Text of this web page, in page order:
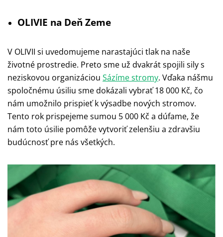
OLIVIE na Deň Zeme
V OLIVII si uvedomujeme narastajúci tlak na naše
životné prostredie. Preto sme už dvakrát spojili sily s
neziskovou organizáciou Sázíme stromy. Vďaka nášmu
spoločnému úsiliu sme dokázali vybrať 18 000 Kč, čo
nám umožnilo prispieť k výsadbe nových stromov.
Tento rok prispejeme sumou 5 000 Kč a dúfame, že
nám toto úsilie pomôže vytvoriť zelenšiu a zdravšiu
budúcnosť pre nás všetkých.